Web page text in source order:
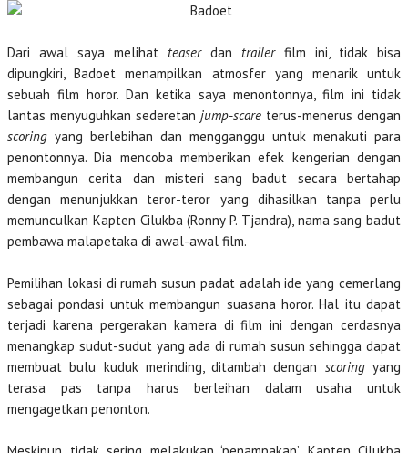
Dari awal saya melihat teaserdan trailerfilm ini, tidak bisa
dipungkiri, Badoet menampilkan atmosfer yang menarik untuk
sebuah film horor. Dan ketika saya menontonnya, film ini tidak
lantas menyuguhkan sederetan jump-scare terus-menerus dengan
scoring yang berlebihan dan mengganggu untuk menakuti para
penontonnya. Dia mencoba memberikan efek kengerian dengan
membangun cerita dan misteri sang badut secara bertahap
dengan menunjukkan teror-teror yang dihasilkan tanpa perlu
memunculkan Kapten Cilukba (Ronny P. Tjandra), nama sang badut
pembawa malapetaka di awal-awal film.
Pemilihan lokasi di rumah susun padat adalah ide yang cemerlang
sebagai pondasi untuk membangun suasana horor. Hal itu dapat
terjadi karena pergerakan kamera di film ini dengan cerdasnya
menangkap sudut-sudut yang ada di rumah susun sehingga dapat
membuat bulu kuduk merinding, ditambah dengan scoringyang
terasa pas tanpa harus berleihan dalam usaha untuk
mengagetkan penonton.